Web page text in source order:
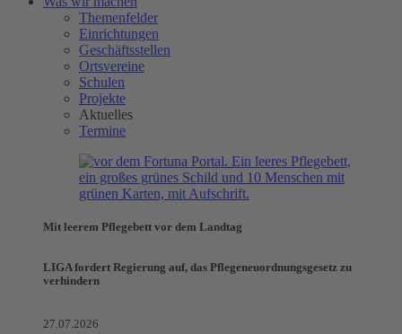
Themenfelder
Einrichtungen
Geschäftsstellen
Ortsvereine
Schulen
Projekte
Aktuelles
Termine
Mit leerem Pflegebett vor dem Landtag
LIGA fordert Regierung auf, das Pflegeneuordnungsgesetz zu
verhindern
27.07.2026